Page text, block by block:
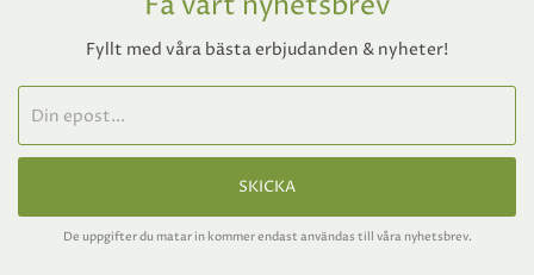
Fyllt med våra bästa erbjudanden & nyheter!
SKICKA
De uppgifter du matar in kommer endast användas till våra nyhetsbrev.